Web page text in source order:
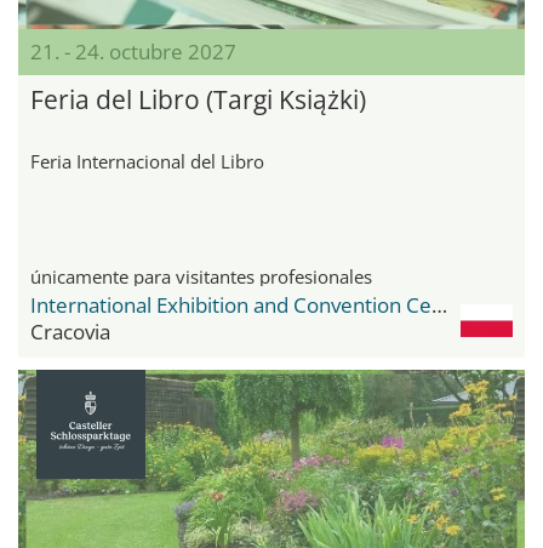
21. - 24. octubre 2027
Feria del Libro (Targi Książki)
Feria Internacional del Libro
únicamente para visitantes profesionales
International Exhibition and Convention Center Expo Krakow
Cracovia